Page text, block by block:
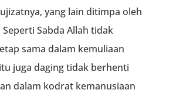
yang lain ditimpa oleh
Sabda Allah tidak
sama dalam kemuliaan
juga daging tidak berhenti
dalam kodrat kemanusiaan